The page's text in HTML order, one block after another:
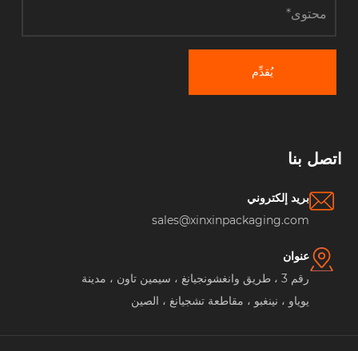
بنا
بريد إلكتروني
sales@xinxinpackaging.com
عنوان
رقم 3 ، طريق وانغشونجيانغ ، سيمين تاون ، مدينة
يوياو ، نينغبو ، مقاطعة تشجيانغ ، الصين